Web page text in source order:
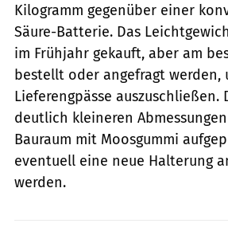
Kilogramm gegenüber einer
Säure-Batterie. Das
im Frühjahr gekauft, aber am
bestellt oder angefragt werden,
Lieferengpässe auszuschließen.
deutlich kleineren
Bauraum mit Moosgummi
eventuell eine neue Halterung
werden.